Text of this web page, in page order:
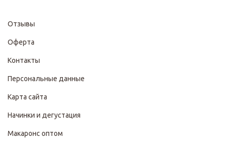
Отзывы
Оферта
Контакты
Персональные данные
Карта сайта
Начинки и дегустация
Макаронс оптом